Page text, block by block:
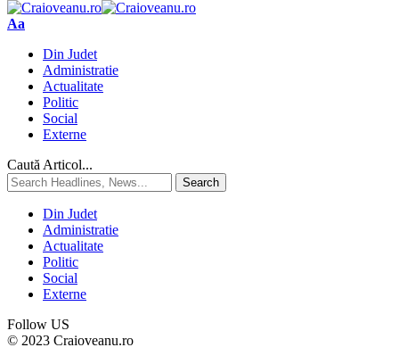
Aa
Din Judet
Administratie
Actualitate
Politic
Social
Externe
Caută Articol...
Din Judet
Administratie
Actualitate
Politic
Social
Externe
Follow US
© 2023 Craioveanu.ro